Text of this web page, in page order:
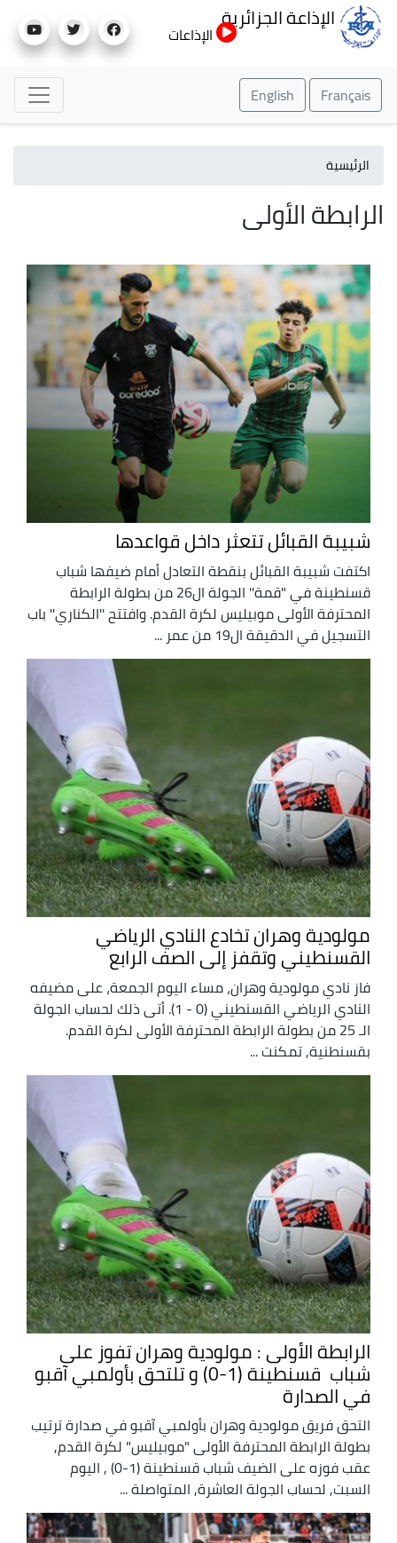
إلى
الإذاعة الجزائرية
الإذاعات
Français
English
الرئيسية
الرابطة الأولى
شبيبة القبائل تتعثر داخل قواعدها
اكتفت شبيبة القبائل بنقطة التعادل أمام ضيفها شباب
قسنطينة في "قمة'' الجولة ال26 من بطولة الرابطة
المحترفة الأولى موبيليس لكرة القدم. وافتتح ''الكناري'' باب
التسجيل في الدقيقة ال19 من عمر ...
مولودية وهران تخادع النادي الرياضي
القسنطيني وتقفز إلى الصف الرابع
فاز نادي مولودية وهران، مساء اليوم الجمعة، على مضيفه
النادي الرياضي القسنطيني (0 - 1). أتى ذلك لحساب الجولة
الـ 25 من بطولة الرابطة المحترفة الأولى لكرة القدم.
بقسنطنية, تمكنت ...
الرابطة الأولى : مولودية وهران تفوز على
شباب قسنطينة (1-0) و تلتحق بأولمبي آقبو
في الصدارة
التحق فريق مولودية وهران بأولمبي آقبو في صدارة ترتيب
بطولة الرابطة المحترفة الأولى "موبيليس" لكرة القدم,
عقب فوزه على الضيف شباب قسنطينة (1-0) , اليوم
السبت, لحساب الجولة العاشرة, المتواصلة ...